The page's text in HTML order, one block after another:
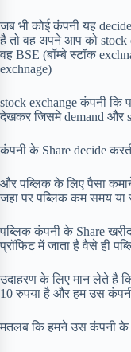
जब भी कोई कंपनी यह
है तो वह अपने आप को stock
वह BSE (बॉम्बे स्टॉक
exchnage) |
stock exchange कंपनी कि
देखकर जिसमे demand और
कंपनी के Share decide
और पब्लिक के लिए पैसा
जहा पर पब्लिक कम समय या
पब्लिक कंपनी के Share
प्रॉफिट में जाता है वैसे ही
उदाहरण के लिए मान लेते है
10 रुपया है और हम उस
मतलब कि हमने उस कंपनी के